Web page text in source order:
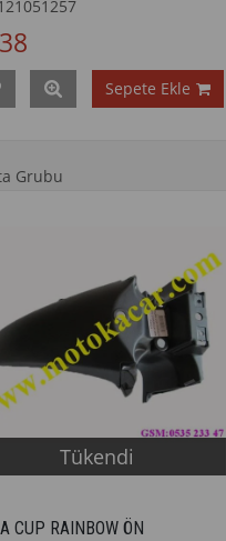
Sepete Ekle
Grubu
Tükendi
CUP RAINBOW ÖN